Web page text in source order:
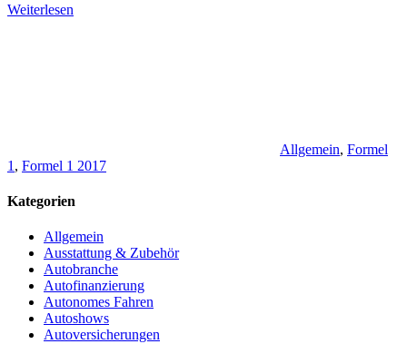
Weiterlesen
Allgemein, Formel
1 , Formel 1 2017
Kategorien
Allgemein
Ausstattung & Zubehör
Autobranche
Autofinanzierung
Autonomes Fahren
Autoshows
Autoversicherungen